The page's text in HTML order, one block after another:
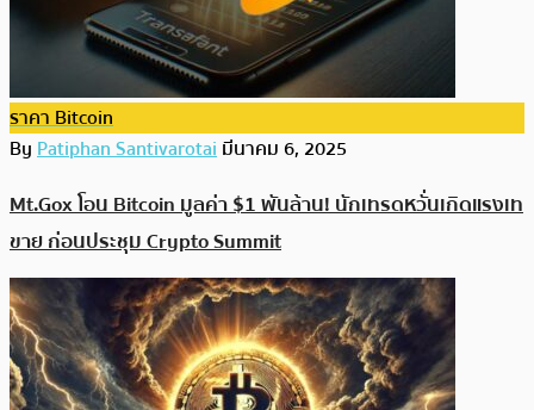
ราคา Bitcoin
ByPatiphan Santivarotaiมีนาคม 6, 2025
Mt.Gox โอน Bitcoin มูลค่า $1 พันล้าน! นักเทรดหวั่นเกิดแรงเท
ขาย ก่อนประชุม Crypto Summit